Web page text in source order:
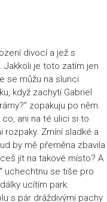
divocí a jež s
je toto zatím jen
se můžu na slunci
když zachytí Gabriel
zopakuju po něm.
ani na té ulici si to
rozpaky. Zmíní sladké a
by mě přeměna zbavila
jít na takové místo? A
uchechtnu se tiše pro
ucítím park.
s pár dráždivými pachy